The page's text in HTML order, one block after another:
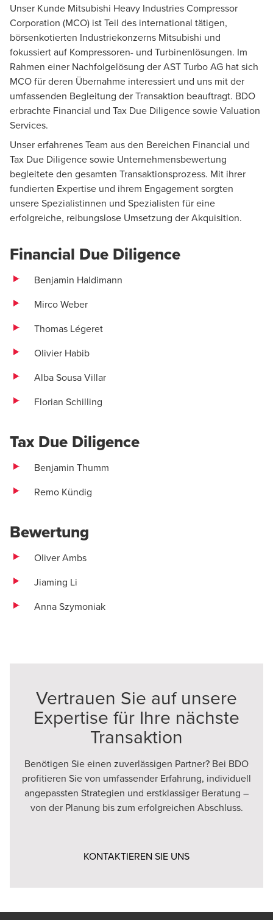
Unser Kunde Mitsubishi Heavy Industries Compressor
Corporation (MCO) ist Teil des international tätigen,
börsenkotierten Industriekonzerns Mitsubishi und
fokussiert auf Kompressoren- und Turbinenlösungen. Im
Rahmen einer Nachfolgelösung der AST Turbo AG hat sich
MCO für deren Übernahme interessiert und uns mit der
umfassenden Begleitung der Transaktion beauftragt. BDO
erbrachte Financial und Tax Due Diligence sowie Valuation
Services.
Unser erfahrenes Team aus den Bereichen Financial und
Tax Due Diligence sowie Unternehmensbewertung
begleitete den gesamten Transaktionsprozess. Mit ihrer
fundierten Expertise und ihrem Engagement sorgten
unsere Spezialistinnen und Spezialisten für eine
erfolgreiche, reibungslose Umsetzung der Akquisition.
Financial Due Diligence
Benjamin Haldimann
Mirco Weber
Thomas Légeret
Olivier Habib
Alba Sousa Villar
Florian Schilling
Tax Due Diligence
Benjamin Thumm
Remo Kündig
Bewertung
Oliver Ambs
Jiaming Li
Anna Szymoniak
Benjamin Thumm
Leiter International Tax, Zürich - Partner
Oliver Ambs
Leiter Schweiz Valuation, Modelling & Analytics,
Direktor, Zürich
Vertrauen Sie auf unsere
Expertise für Ihre nächste
Transaktion
Benötigen Sie einen zuverlässigen Partner? Bei BDO
profitieren Sie von umfassender Erfahrung, individuell
angepassten Strategien und erstklassiger Beratung –
von der Planung bis zum erfolgreichen Abschluss.
KONTAKTIEREN SIE UNSOpens in a new